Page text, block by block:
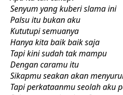
Senyum yang kuberi slama ini
Palsu itu bukan aku
Kututupi semuanya
Hanya kita baik baik saja
Tapi kini sudah tak mampu
Dengan caramu itu
Sikapmu seakan akan
Tapi perkataanmu seolah aku